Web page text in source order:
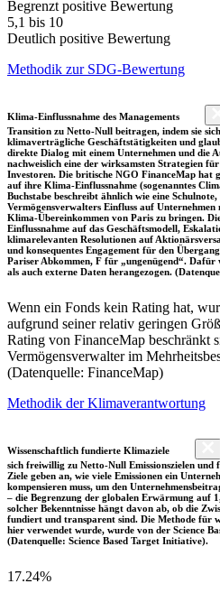
Begrenzt positive Bewertung
5,1 bis 10
Deutlich positive Bewertung
Methodik zur SDG-Bewertung
Klima-Einflussnahme des Managements
Transition zu Netto-Null beitragen, indem sie
klimaverträgliche Geschäftstätigkeiten und
direkte Dialog mit einem Unternehmen und die
nachweislich eine der wirksamsten Strategien
Investoren. Die britische NGO FinanceMap hat
auf ihre Klima-Einflussnahme (sogenanntes
Buchstabe beschreibt ähnlich wie eine
Vermögensverwalters Einfluss auf
Klima-Übereinkommen von Paris zu bringen.
Einflussnahme auf das Geschäftsmodell,
klimarelevanten Resolutionen auf
und konsequentes Engagement für den
Pariser Abkommen, F für „ungenügend“. Dafür
als auch externe Daten herangezogen.
Wenn ein Fonds kein Rating hat,
aufgrund seiner relativ geringen
Rating von FinanceMap beschränkt
Vermögensverwalter im
(Datenquelle: FinanceMap)
Methodik der Klimaverantwortung
Wissenschaftlich fundierte Klimaziele
sich freiwillig zu Netto-Null Emissionszielen
Ziele geben an, wie viele Emissionen ein
kompensieren muss, um den
– die Begrenzung der globalen Erwärmung auf
solcher Bekenntnisse hängt davon ab, ob die
fundiert und transparent sind. Die Methode für
hier verwendet wurde, wurde von der Science
(Datenquelle: Science Based Target Initiative).
17.24%